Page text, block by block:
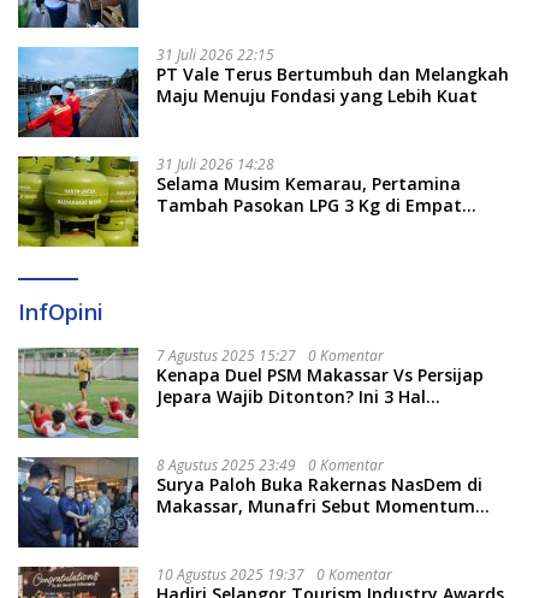
31 Juli 2026 22:15
PT Vale Terus Bertumbuh dan Melangkah
Maju Menuju Fondasi yang Lebih Kuat
31 Juli 2026 14:28
Selama Musim Kemarau, Pertamina
Tambah Pasokan LPG 3 Kg di Empat
InfOpini
7 Agustus 2025 15:27 0 Komentar
Kenapa Duel PSM Makassar Vs Persijap
Jepara Wajib Ditonton? Ini 3 Hal
8 Agustus 2025 23:49 0 Komentar
Surya Paloh Buka Rakernas NasDem di
Makassar, Munafri Sebut Momentum
10 Agustus 2025 19:37 0 Komentar